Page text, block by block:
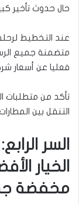
حال حدوث تأخير
عند التخطيط
متضمنة جميع
فعليا عن أسعار
تأكد من متطلبات
التنقل بين
السر
الخيار
مخفضة